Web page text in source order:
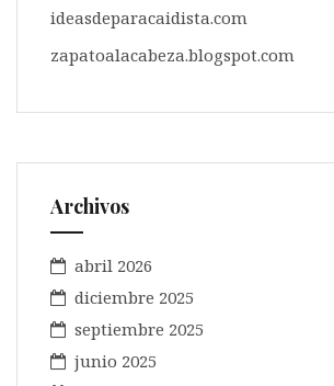
ideasdeparacaidista.com
zapatoalacabeza.blogspot.com
Archivos
abril 2026
diciembre 2025
septiembre 2025
junio 2025